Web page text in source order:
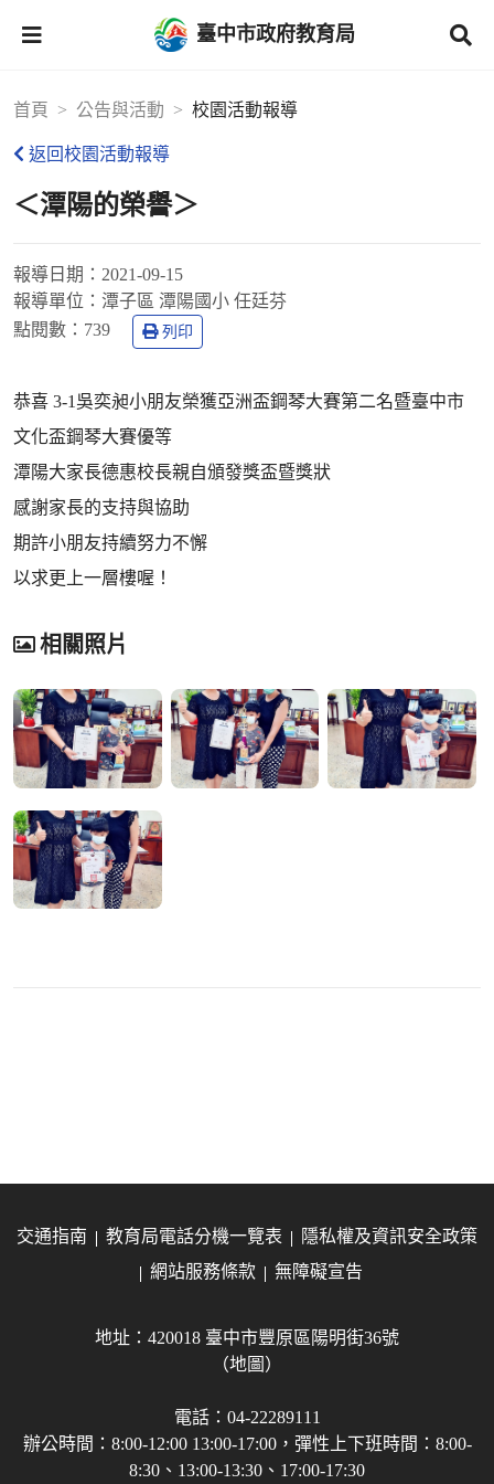
臺中市政府教育局
首頁 公告與活動 校園活動報導
返回校園活動報導
＜潭陽的榮譽＞
報導日期： 2021-09-15
報導單位： 潭子區 潭陽國小 任廷芬
點閱數： 739 列印
恭喜 3-1吳奕昶小朋友榮獲亞洲盃鋼琴大賽第二名暨臺中市
文化盃鋼琴大賽優等
潭陽大家長德惠校長親自頒發獎盃暨獎狀
感謝家長的支持與協助
期許小朋友持續努力不懈
以求更上一層樓喔！
相關照片
交通指南 教育局電話分機一覽表
隱私權及資訊安全政策
網站服務條款
無障礙宣告
地址：420018 臺中市豐原區陽明街36號
（地圖）
電話：04-22289111
辦公時間：8:00-12:00 13:00-17:00，彈性上下班時間：8:00-
8:30、13:00-13:30、17:00-17:30